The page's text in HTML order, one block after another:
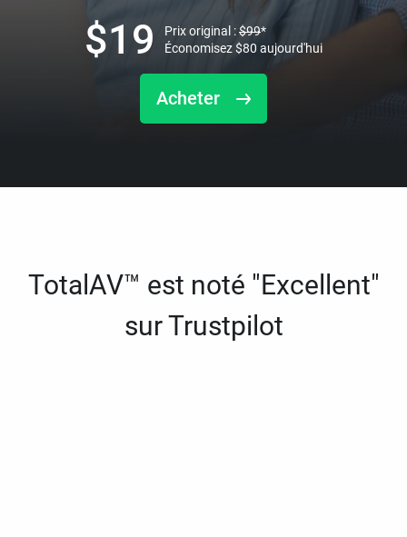
Acheter
$19 Prix original :$99*
Économisez$80 aujourd'hui
TotalAV™ est noté "Excellent"
sur Trustpilot